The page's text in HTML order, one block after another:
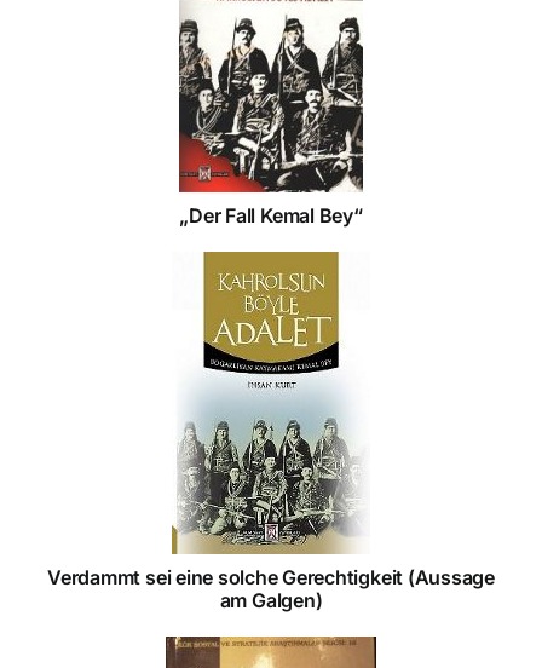
„Der Fall Kemal Bey“
Verdammt sei eine solche Gerechtigkeit (Aussage
am Galgen)